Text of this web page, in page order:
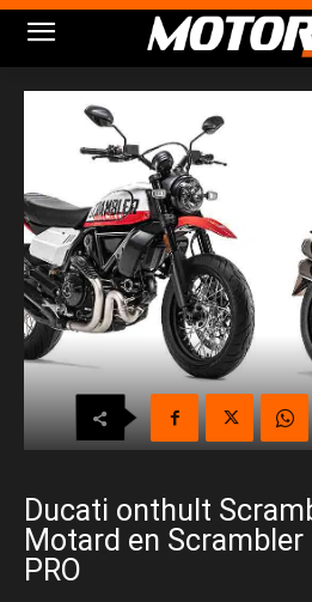
Ducati onthult
Motard en
PRO